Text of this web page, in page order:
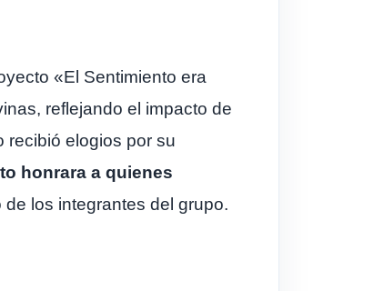
«El Sentimiento era
reflejando el impacto de
recibió elogios por su
honrara a quienes
los integrantes del grupo.